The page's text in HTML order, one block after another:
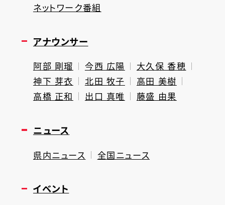
ネットワーク番組
アナウンサー
阿部 剛瑠 今西 広陽
大久保 香穂
神下 芽衣
北田 牧子
高田 美樹
高橋 正和
出口 真唯 藤盛 由果
ニュース
県内ニュース 全国ニュース
イベント